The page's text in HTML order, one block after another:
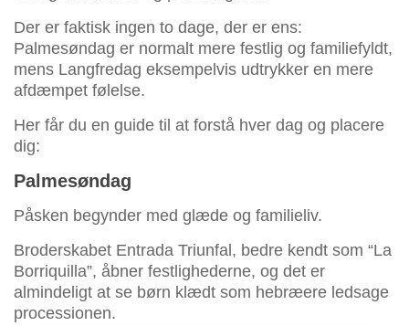
Der er faktisk ingen to dage, der er ens:
Palmesøndag er normalt mere festlig og familiefyldt,
mens Langfredag eksempelvis udtrykker en mere
afdæmpet følelse.
Her får du en guide til at forstå hver dag og placere
dig:
Palmesøndag
Påsken begynder med glæde og familieliv.
Broderskabet Entrada Triunfal, bedre kendt som “La
Borriquilla”, åbner festlighederne, og det er
almindeligt at se børn klædt som hebræere ledsage
processionen.